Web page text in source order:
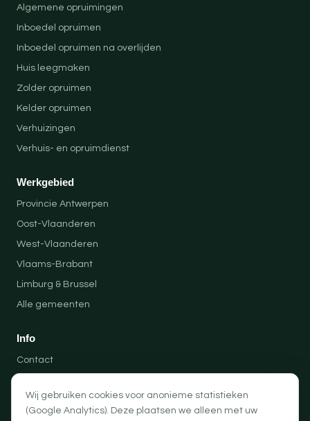
Algemene opruimingen
Inboedel opruimen
Inboedel opruimen na overlijden
Huis leegmaken
Zolder opruimen
Kelder opruimen
Verhuizingen
Verhuis- en opruimdienst
Werkgebied
Provincie Antwerpen
Oost-Vlaanderen
West-Vlaanderen
Vlaams-Brabant
Limburg & Brussel
Alle gemeenten
Info
Contact
Privacybeleid
Wij gebruiken cookies voor anonieme statistieken
(Google Analytics). Deze plaatsen we alleen met uw